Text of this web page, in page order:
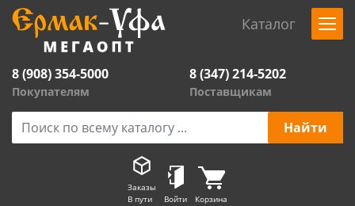
Каталог
8 (908) 354-5000
Покупателям
8 (347) 214-5202
Поставщикам
Заказы
В пути
Войти Корзина